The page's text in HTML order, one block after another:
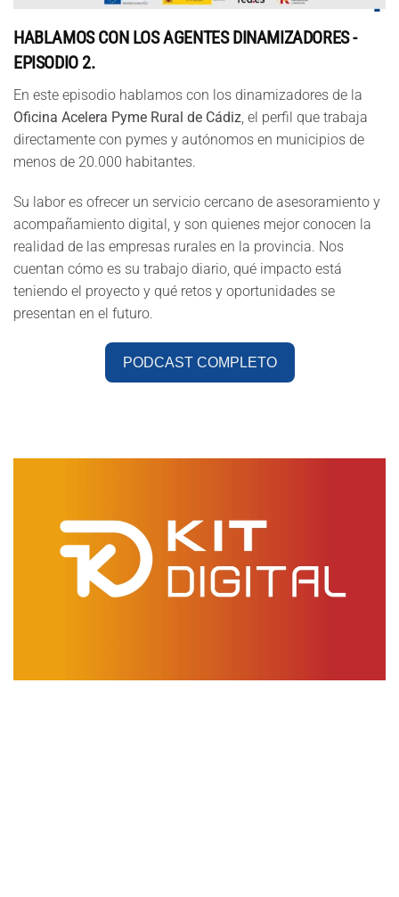
HABLAMOS CON LOS AGENTES DINAMIZADORES -
EPISODIO 2.
En este episodio hablamos con los dinamizadores de la
Oficina Acelera Pyme Rural de Cádiz , el perfil que trabaja
directamente con pymes y autónomos en municipios de
menos de 20.000 habitantes.
Su labor es ofrecer un servicio cercano de asesoramiento y
acompañamiento digital, y son quienes mejor conocen la
realidad de las empresas rurales en la provincia. Nos
cuentan cómo es su trabajo diario, qué impacto está
teniendo el proyecto y qué retos y oportunidades se
presentan en el futuro.
PODCAST COMPLETO